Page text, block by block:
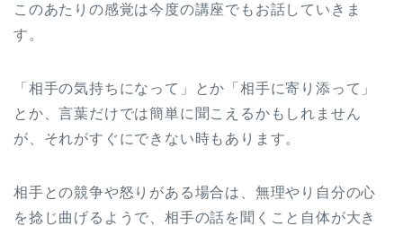
このあたりの感覚は今度の講座でもお話していきま
す。
「相手の気持ちになって」とか「相手に寄り添って」
とか、言葉だけでは簡単に聞こえるかもしれません
が、それがすぐにできない時もあります。
相手との競争や怒りがある場合は、無理やり自分の心
を捻じ曲げるようで、相手の話を聞くこと自体が大き